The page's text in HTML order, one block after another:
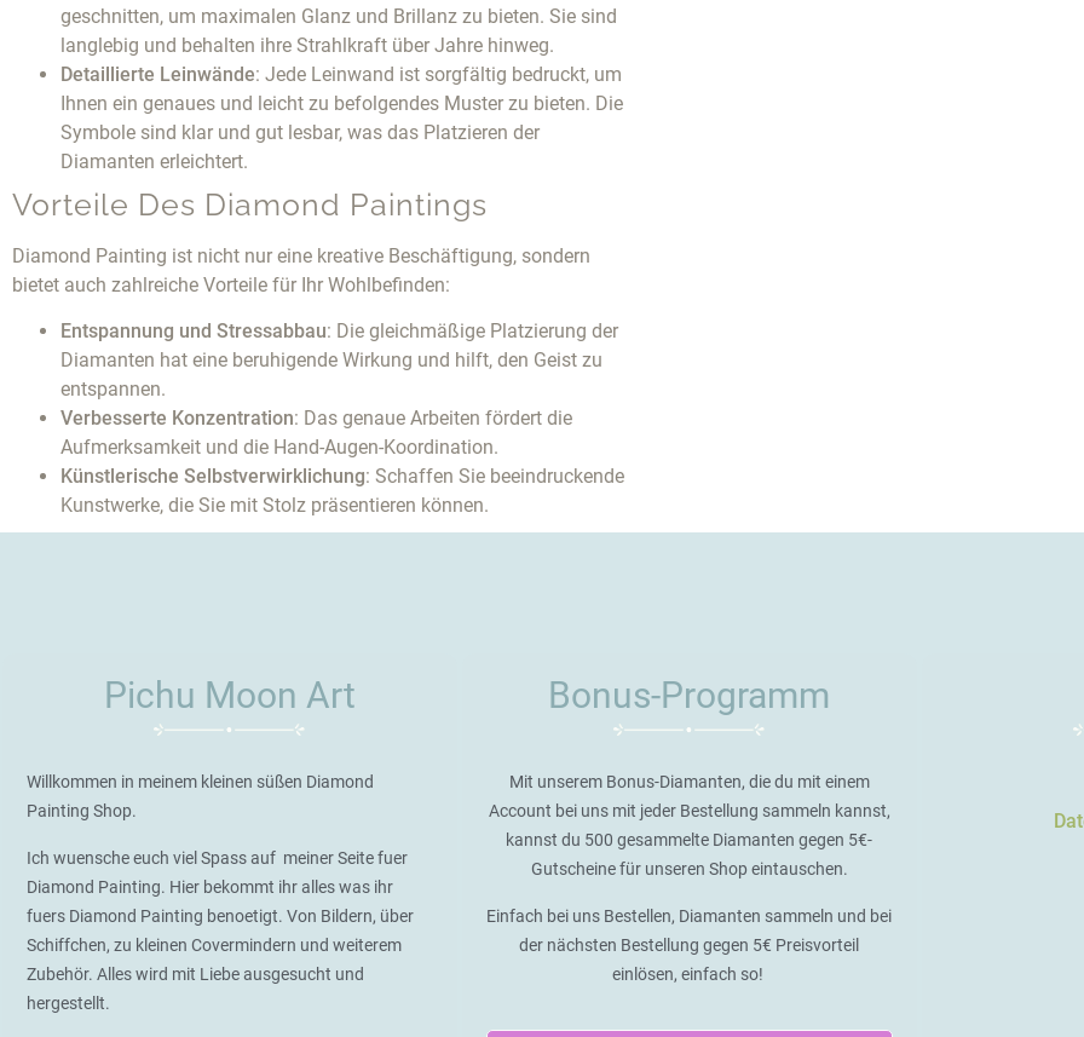
geschnitten, um maximalen Glanz und Brillanz zu bieten. Sie sind
langlebig und behalten ihre Strahlkraft über Jahre hinweg.
Detaillierte Leinwände: Jede Leinwand ist sorgfältig bedruckt, um
Ihnen ein genaues und leicht zu befolgendes Muster zu bieten. Die
Symbole sind klar und gut lesbar, was das Platzieren der
Diamanten erleichtert.
Vorteile Des Diamond Paintings
Diamond Painting ist nicht nur eine kreative Beschäftigung, sondern
bietet auch zahlreiche Vorteile für Ihr Wohlbefinden:
Entspannung und Stressabbau: Die gleichmäßige Platzierung der
Diamanten hat eine beruhigende Wirkung und hilft, den Geist zu
entspannen.
Verbesserte Konzentration: Das genaue Arbeiten fördert die
Aufmerksamkeit und die Hand-Augen-Koordination.
Künstlerische Selbstverwirklichung: Schaffen Sie beeindruckende
Kunstwerke, die Sie mit Stolz präsentieren können.
Pichu Moon Art
Willkommen in meinem kleinen süßen Diamond
Painting Shop.
Ich wuensche euch viel Spass auf meiner Seite fuer
Diamond Painting. Hier bekommt ihr alles was ihr
fuers Diamond Painting benoetigt. Von Bildern, über
Schiffchen, zu kleinen Covermindern und weiterem
Zubehör. Alles wird mit Liebe ausgesucht und
hergestellt.
Bonus-Programm
Mit unserem Bonus-Diamanten, die du mit einem
Account bei uns mit jeder Bestellung sammeln kannst,
kannst du 500 gesammelte Diamanten gegen 5€-
Gutscheine für unseren Shop eintauschen.
Einfach bei uns Bestellen, Diamanten sammeln und bei
der nächsten Bestellung gegen 5€ Preisvorteil
einlösen, einfach so!